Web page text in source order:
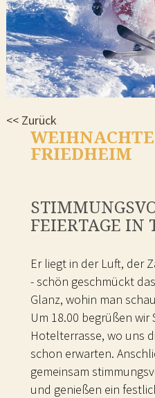
<< Zurück
FRIEDHEIM
FEIERTAGE IN
Er liegt in der Luft, der
- schön geschmückt
Glanz, wohin man
Um 18.00 begrüßen wir
Hotelterrasse, wo uns
schon erwarten.
gemeinsam
und genießen ein